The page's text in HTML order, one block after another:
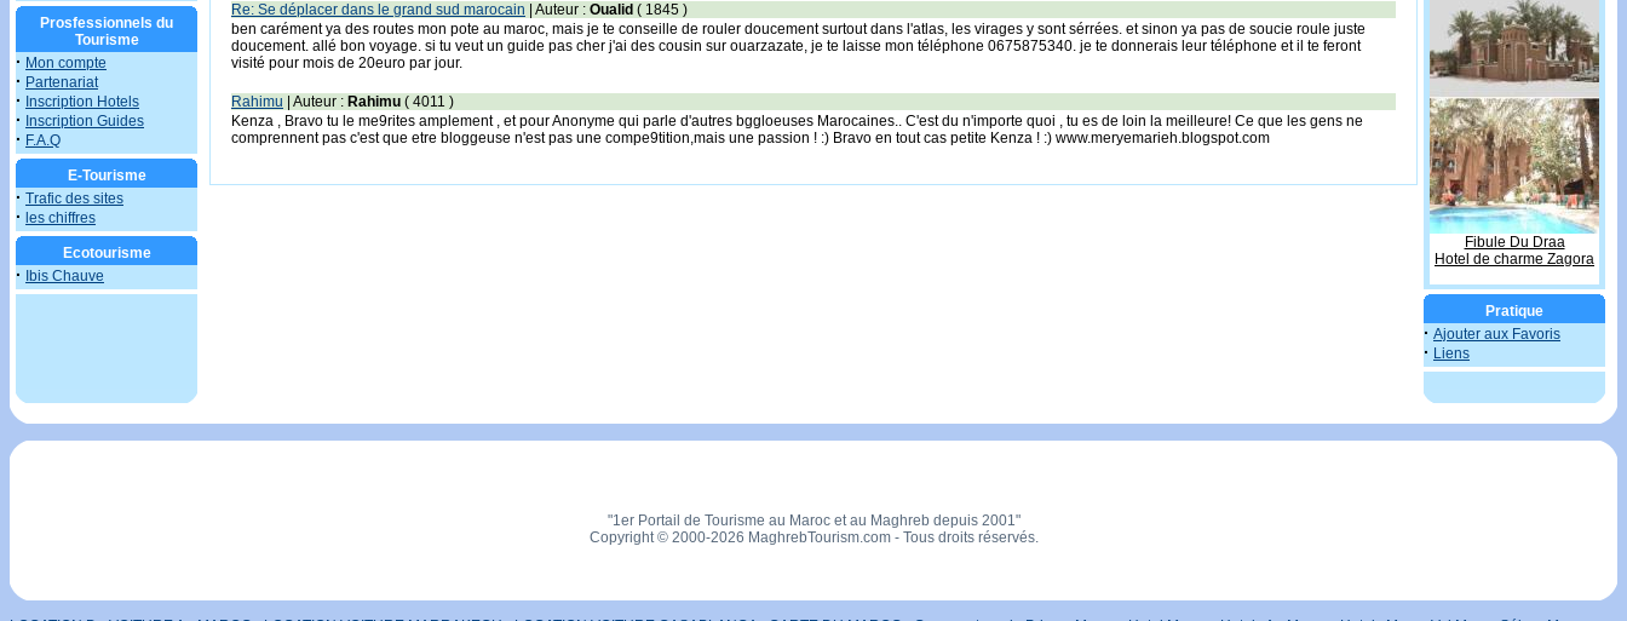
Prosfessionnels du
Tourisme
· Mon compte
· Partenariat
· Inscription Hotels
· Inscription Guides
· F.A.Q
E-Tourisme
· Trafic des sites
· les chiffres
Ecotourisme
· Ibis Chauve
Re: Se déplacer dans le grand sud marocain | Auteur : Oualid ( 1845 )
ben carément ya des routes mon pote au maroc, mais je te conseille de rouler doucement surtout dans l'atlas, les virages y sont sérrées. et sinon ya pas de soucie roule juste
doucement. allé bon voyage. si tu veut un guide pas cher j'ai des cousin sur ouarzazate, je te laisse mon téléphone 0675875340. je te donnerais leur téléphone et il te feront
visité pour mois de 20euro par jour.
Rahimu | Auteur : Rahimu ( 4011 )
Kenza , Bravo tu le me9rites amplement , et pour Anonyme qui parle d'autres bggloeuses Marocaines.. C'est du n'importe quoi , tu es de loin la meilleure! Ce que les gens ne
comprennent pas c'est que etre bloggeuse n'est pas une compe9tition,mais une passion ! :) Bravo en tout cas petite Kenza ! :) www.meryemarieh.blogspot.com
Fibule Du Draa
Hotel de charme Zagora
Pratique
· Ajouter aux Favoris
· Liens
"1er Portail de Tourisme au Maroc et au Maghreb depuis 2001"
Copyright © 2000-2026 MaghrebTourism.com - Tous droits réservés.